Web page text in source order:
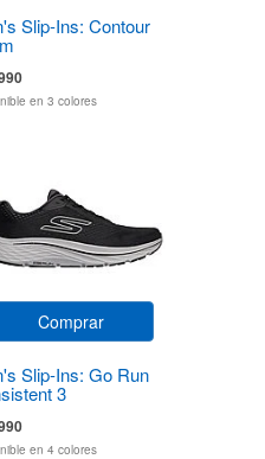
Slip-Ins: Contour
en 3 colores
Comprar
Slip-Ins: Go Run
3
en 4 colores